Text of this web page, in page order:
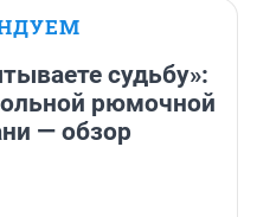
судьбу»:
рюмочной
— обзор